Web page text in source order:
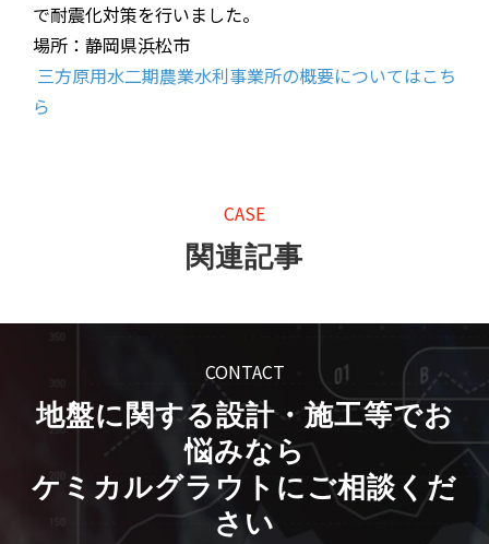
で耐震化対策を行いました。
場所：静岡県浜松市
三方原用水二期農業水利事業所の概要についてはこち
ら
CASE
関連記事
CONTACT
地盤に関する設計・施工等でお
悩みなら
ケミカルグラウトにご相談くだ
さい